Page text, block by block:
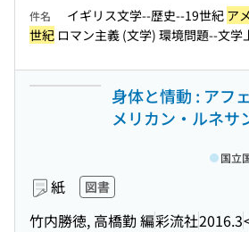
件名 イギリス文学--歴史--19世紀 ア
世紀 ロマン主義 (文学) 環境問題--文学
身体と情動 : アフ
メリカン・ルネサ
紙 図書
竹内勝徳, 高橋勤 編彩流社2016.3
国立